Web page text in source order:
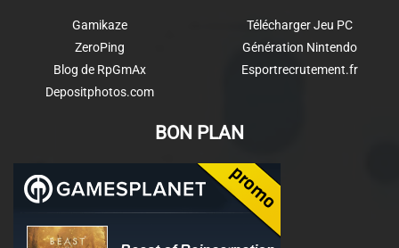
Gamikaze
ZeroPing
Blog de RpGmAx
Depositphotos.com
Télécharger Jeu PC
Génération Nintendo
Esportrecrutement.fr
BON PLAN